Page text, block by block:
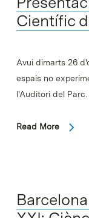
Científic
Avui dimarts 26
espais no
l'Auditori del
Read More